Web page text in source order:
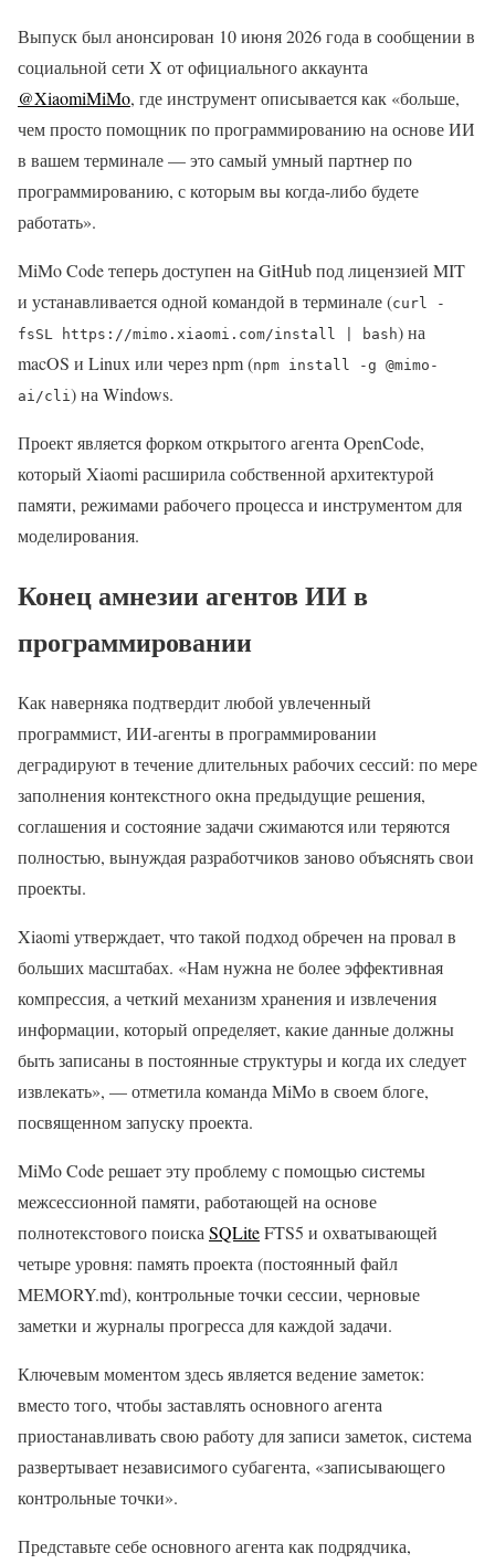
Выпуск был анонсирован 10 июня 2026 года в сообщении в
социальной сети X от официального аккаунта
@XiaomiMiMo, где инструмент описывается как «больше,
чем просто помощник по программированию на основе ИИ
в вашем терминале — это самый умный партнер по
программированию, с которым вы когда-либо будете
работать».
MiMo Code теперь доступен на GitHub под лицензией MIT
и устанавливается одной командой в терминале (curl -
fsSL https://mimo.xiaomi.com/install | bash) на
macOS и Linux или через npm (npm install -g @mimo-
ai/cli ) на Windows.
Проект является форком открытого агента OpenCode,
который Xiaomi расширила собственной архитектурой
памяти, режимами рабочего процесса и инструментом для
моделирования.
Конец амнезии агентов ИИ в
программировании
Как наверняка подтвердит любой увлеченный
программист, ИИ-агенты в программировании
деградируют в течение длительных рабочих сессий: по мере
заполнения контекстного окна предыдущие решения,
соглашения и состояние задачи сжимаются или теряются
полностью, вынуждая разработчиков заново объяснять свои
проекты.
Xiaomi утверждает, что такой подход обречен на провал в
больших масштабах. «Нам нужна не более эффективная
компрессия, а четкий механизм хранения и извлечения
информации, который определяет, какие данные должны
быть записаны в постоянные структуры и когда их следует
извлекать», — отметила команда MiMo в своем блоге,
посвященном запуску проекта.
MiMo Code решает эту проблему с помощью системы
межсессионной памяти, работающей на основе
полнотекстового поискаSQLiteFTS5 и охватывающей
четыре уровня: память проекта (постоянный файл
MEMORY.md), контрольные точки сессии, черновые
заметки и журналы прогресса для каждой задачи.
Ключевым моментом здесь является ведение заметок:
вместо того, чтобы заставлять основного агента
приостанавливать свою работу для записи заметок, система
развертывает независимого субагента, «записывающего
контрольные точки».
Представьте себе основного агента как подрядчика,